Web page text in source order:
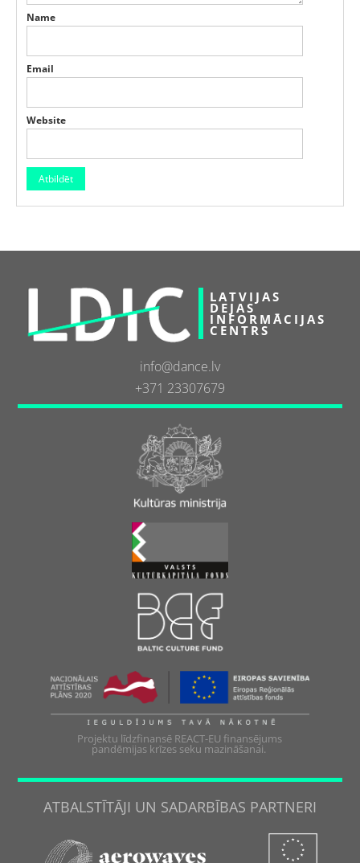
Name
Email
Website
LATVIJAS
DEJAS
INFORMĀCIJAS
CENTRS
info@dance.lv
+371 23307679
Projektu līdzfinansē REACT-EU finansējums
pandēmijas krīzes seku mazināšanai.
ATBALSTĪTĀJI UN SADARBĪBAS PARTNERI